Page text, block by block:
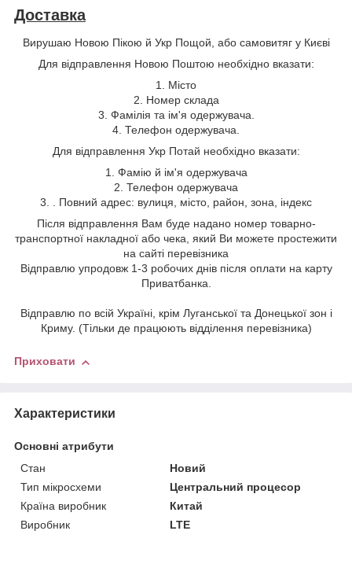
Доставка
Вирушаю Новою Пікою й Укр Пощой, або самовитяг у Києві
Для відправлення Новою Поштою необхідно вказати:
1. Місто
2. Номер склада
3. Фамілія та ім'я одержувача.
4. Телефон одержувача.
Для відправлення Укр Потай необхідно вказати:
1. Фамію й ім'я одержувача
2. Телефон одержувача
3. . Повний адрес: вулиця, місто, район, зона, індекс
Після відправлення Вам буде надано номер товарно-
транспортної накладної або чека, який Ви можете простежити
на сайті перевізника
Відправлю упродовж 1-3 робочих днів після оплати на карту
Приватбанка.
Відправлю по всій Україні, крім Луганської та Донецької зон і
Криму. (Тільки де працюють відділення перевізника)
Приховати
Характеристики
Основні атрибути
Стан
Новий
Тип мікросхеми
Центральний процесор
Країна виробник
Китай
Виробник
LTE